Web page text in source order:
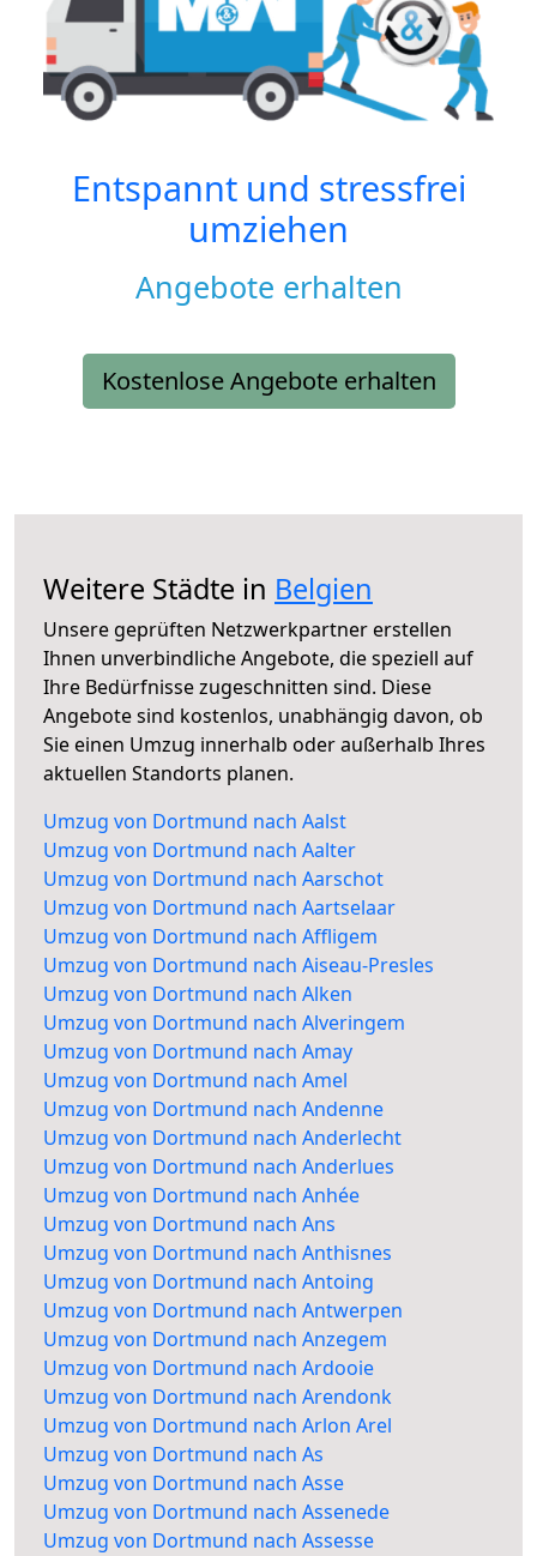
Entspannt und stressfrei
umziehen
Angebote erhalten
Kostenlose Angebote erhalten
Weitere Städte in Belgien
Unsere geprüften Netzwerkpartner erstellen
Ihnen unverbindliche Angebote, die speziell auf
Ihre Bedürfnisse zugeschnitten sind. Diese
Angebote sind kostenlos, unabhängig davon, ob
Sie einen Umzug innerhalb oder außerhalb Ihres
aktuellen Standorts planen.
Umzug von Dortmund nach Aalst
Umzug von Dortmund nach Aalter
Umzug von Dortmund nach Aarschot
Umzug von Dortmund nach Aartselaar
Umzug von Dortmund nach Affligem
Umzug von Dortmund nach Aiseau-Presles
Umzug von Dortmund nach Alken
Umzug von Dortmund nach Alveringem
Umzug von Dortmund nach Amay
Umzug von Dortmund nach Amel
Umzug von Dortmund nach Andenne
Umzug von Dortmund nach Anderlecht
Umzug von Dortmund nach Anderlues
Umzug von Dortmund nach Anhée
Umzug von Dortmund nach Ans
Umzug von Dortmund nach Anthisnes
Umzug von Dortmund nach Antoing
Umzug von Dortmund nach Antwerpen
Umzug von Dortmund nach Anzegem
Umzug von Dortmund nach Ardooie
Umzug von Dortmund nach Arendonk
Umzug von Dortmund nach Arlon Arel
Umzug von Dortmund nach As
Umzug von Dortmund nach Asse
Umzug von Dortmund nach Assenede
Umzug von Dortmund nach Assesse